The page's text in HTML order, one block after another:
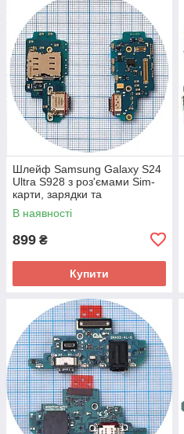
Шлейф Samsung Galaxy S24
Ultra S928 з роз'ємами Sim-
карти, зарядки та
мікрофоном - нижня плата
(оригінал Китай)
В наявності
899 ₴
Купити